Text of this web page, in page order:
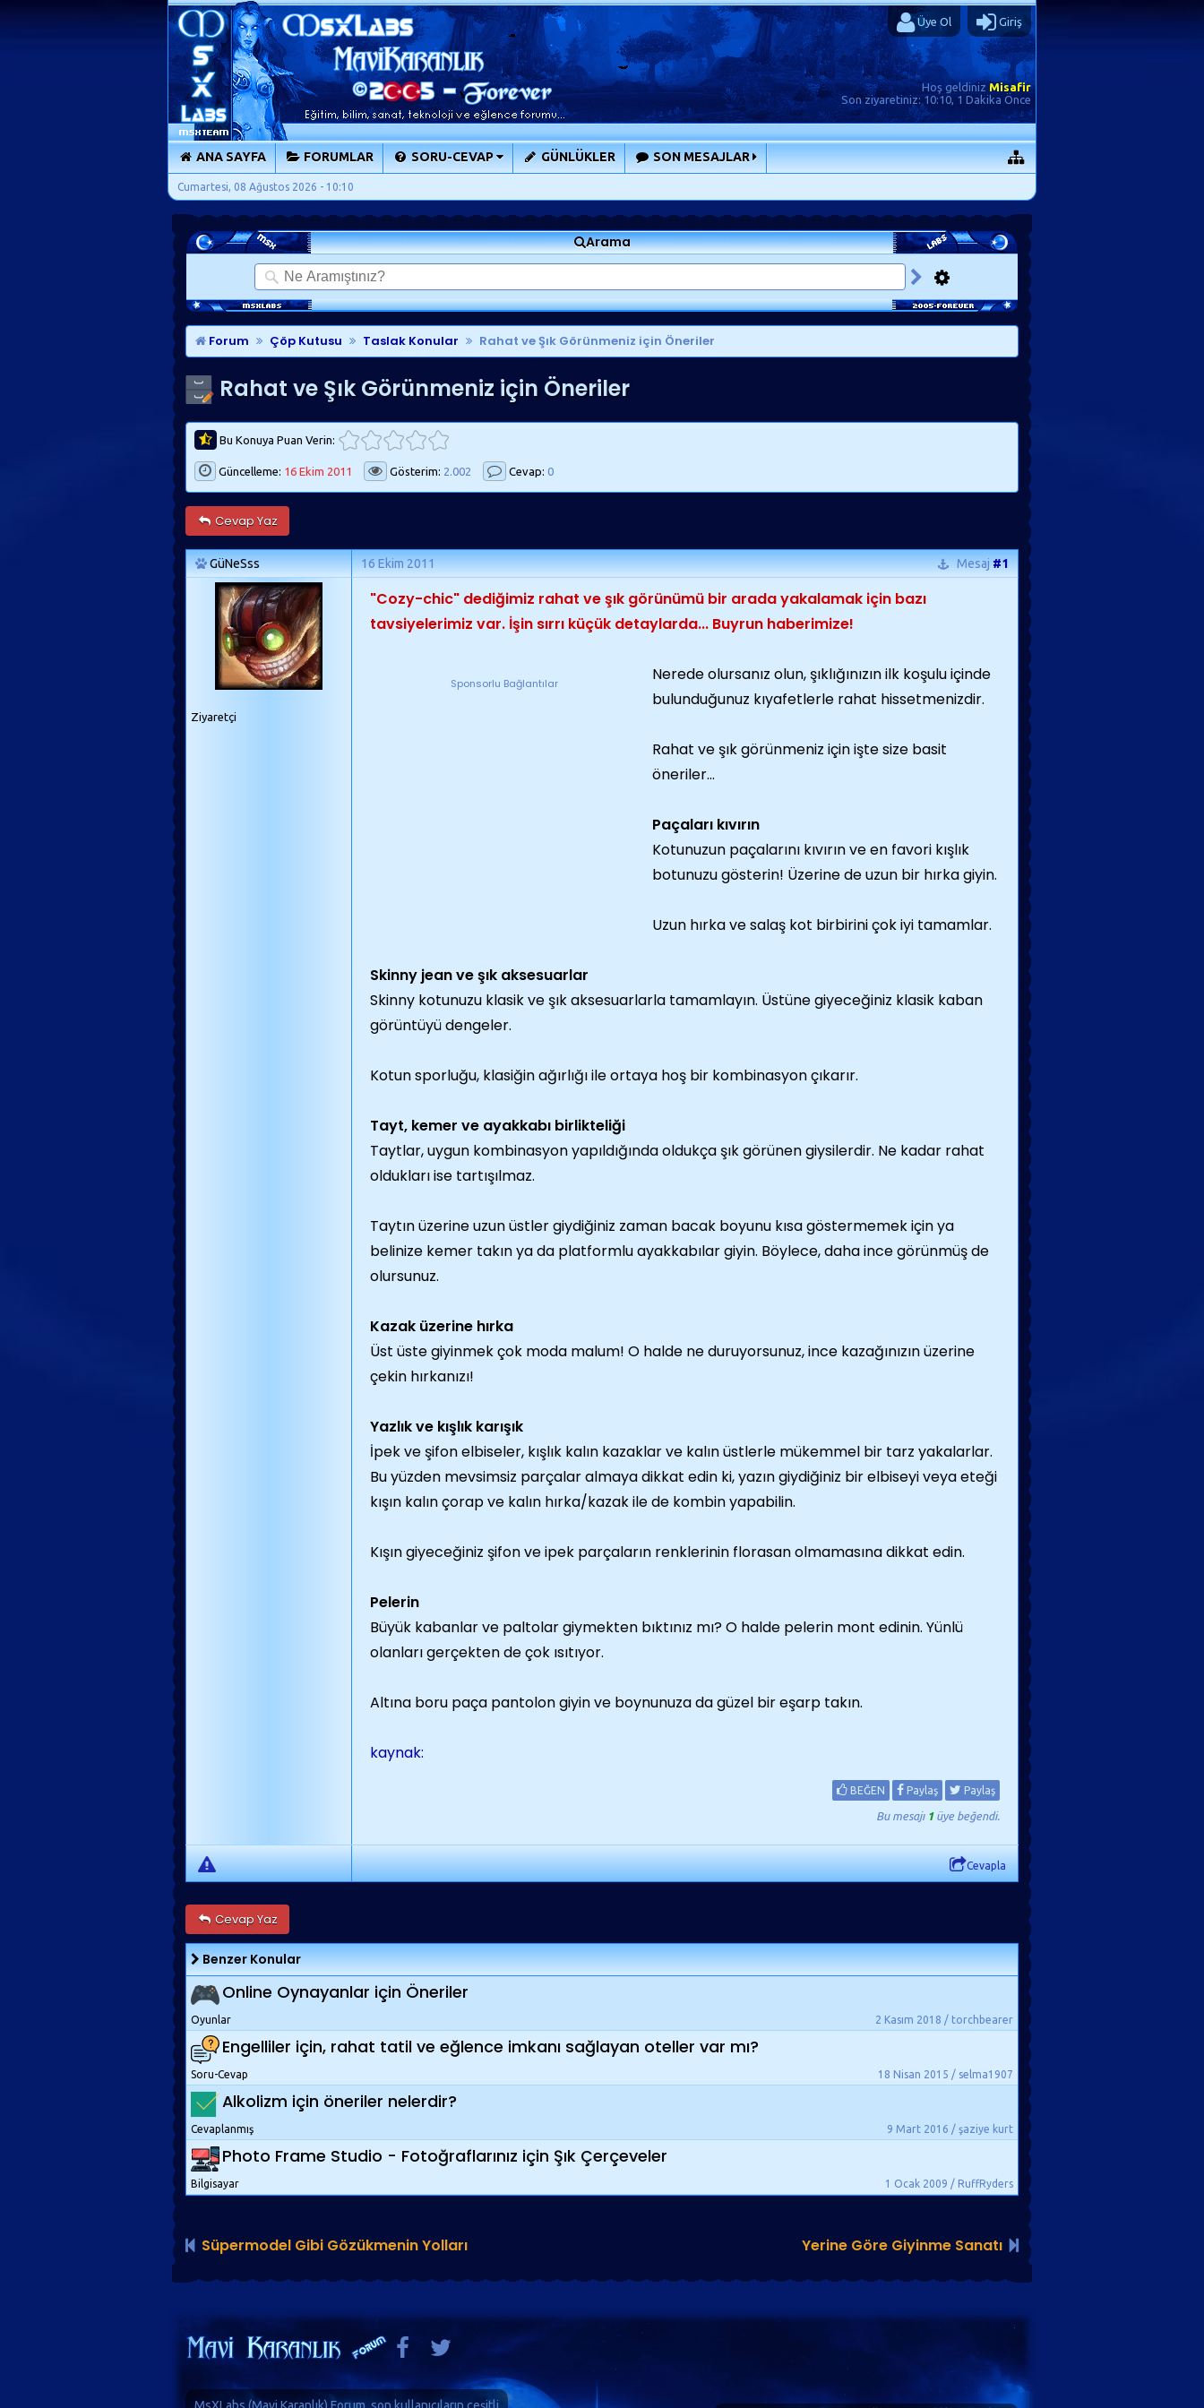
Üye Ol Giriş
Hoş geldiniz Misafir
Son ziyaretiniz:10:10, 1 Dakika Önce
ANA SAYFA FORUMLAR SORU-CEVAP GÜNLÜKLER SON MESAJLAR
Cumartesi, 08 Ağustos 2026 - 10:10
Arama
Forum Çöp Kutusu Taslak Konular Rahat ve Şık Görünmeniz için Öneriler
Rahat ve Şık Görünmeniz için Öneriler
Bu Konuya Puan Verin:
Güncelleme: 16 Ekim 2011 Gösterim: 2.002 Cevap: 0
Cevap Yaz
GüNeSss 16 Ekim 2011 Mesaj#1
Ziyaretçi
"Cozy-chic" dediğimiz rahat ve şık görünümü bir arada yakalamak için bazı
tavsiyelerimiz var. İşin sırrı küçük detaylarda... Buyrun haberimize!
Sponsorlu Bağlantılar
Nerede olursanız olun, şıklığınızın ilk koşulu içinde
bulunduğunuz kıyafetlerle rahat hissetmenizdir.
Rahat ve şık görünmeniz için işte size basit
öneriler...
Paçaları kıvırın
Kotunuzun paçalarını kıvırın ve en favori kışlık
botunuzu gösterin! Üzerine de uzun bir hırka giyin.
Uzun hırka ve salaş kot birbirini çok iyi tamamlar.
Skinny jean ve şık aksesuarlar
Skinny kotunuzu klasik ve şık aksesuarlarla tamamlayın. Üstüne giyeceğiniz klasik kaban
görüntüyü dengeler.
Kotun sporluğu, klasiğin ağırlığı ile ortaya hoş bir kombinasyon çıkarır.
Tayt, kemer ve ayakkabı birlikteliği
Taytlar, uygun kombinasyon yapıldığında oldukça şık görünen giysilerdir. Ne kadar rahat
oldukları ise tartışılmaz.
Taytın üzerine uzun üstler giydiğiniz zaman bacak boyunu kısa göstermemek için ya
belinize kemer takın ya da platformlu ayakkabılar giyin. Böylece, daha ince görünmüş de
olursunuz.
Kazak üzerine hırka
Üst üste giyinmek çok moda malum! O halde ne duruyorsunuz, ince kazağınızın üzerine
çekin hırkanızı!
Yazlık ve kışlık karışık
İpek ve şifon elbiseler, kışlık kalın kazaklar ve kalın üstlerle mükemmel bir tarz yakalarlar.
Bu yüzden mevsimsiz parçalar almaya dikkat edin ki, yazın giydiğiniz bir elbiseyi veya eteği
kışın kalın çorap ve kalın hırka/kazak ile de kombin yapabilin.
Kışın giyeceğiniz şifon ve ipek parçaların renklerinin florasan olmamasına dikkat edin.
Pelerin
Büyük kabanlar ve paltolar giymekten bıktınız mı? O halde pelerin mont edinin. Yünlü
olanları gerçekten de çok ısıtıyor.
Altına boru paça pantolon giyin ve boynunuza da güzel bir eşarp takın.
kaynak:
BEĞEN Paylaş Paylaş
Bu mesajı 1üye beğendi.
Cevapla
Cevap Yaz
Benzer Konular
Online Oynayanlar için Öneriler
2 Kasım 2018 / torchbearer
Oyunlar
Engelliler için, rahat tatil ve eğlence imkanı sağlayan oteller var mı?
18 Nisan 2015 / selma1907
Soru-Cevap
Alkolizm için öneriler nelerdir?
9 Mart 2016 / şaziye kurt
Cevaplanmış
Photo Frame Studio - Fotoğraflarınız için Şık Çerçeveler
1 Ocak 2009 / RuffRyders
Bilgisayar
Süpermodel Gibi Gözükmenin Yolları Yerine Göre Giyinme Sanatı